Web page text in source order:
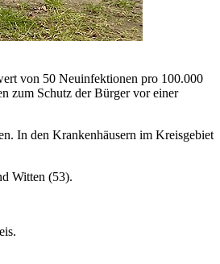
von 50 Neuinfektionen pro 100.000
zum Schutz der Bürger vor einer
In den Krankenhäusern im Kreisgebiet
Witten (53).